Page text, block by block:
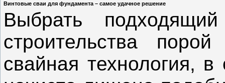
Винтовые сваи для фундамента – самое удачное решение
Выбрать
строительства
свайная технология,